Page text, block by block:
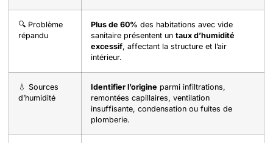
🔍 Problème
répandu
Plus de 60% des habitations avec vide
sanitaire présentent un taux d’humidité
excessif, affectant la structure et l’air
intérieur.
💧 Sources
d’humidité
Identifier l’origine parmi infiltrations,
remontées capillaires, ventilation
insuffisante, condensation ou fuites de
plomberie.